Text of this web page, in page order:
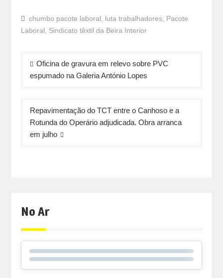
Facebook
(Opens
new
WhatsApp
(Opens
in
new
Twitter
(Opens
in
new
chumbo pacote laboral luta trabalhadores, Pacote
Laboral
Sindicato têxtil da Beira Interior
Navegação
de
Oficina de gravura em relevo sobre PVC
espumado na Galeria António Lopes
Repavimentação do TCT entre o Canhoso e a
Rotunda do Operário adjudicada. Obra arranca
em julho
No Ar